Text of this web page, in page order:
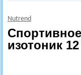
Nutrend
изотоник